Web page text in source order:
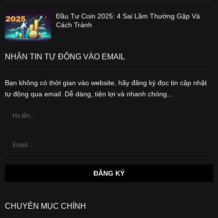
Đầu Tư Coin 2025: 4 Sai Lầm Thường Gặp Và
Cách Tránh
NHẬN TIN TỰ ĐỘNG VÀO EMAIL
Bạn không có thời gian vào website, hãy đăng ký đọc tin cập nhật
tự động qua email. Dễ dàng, tiện lợi và nhanh chóng...
CHUYÊN MỤC CHÍNH